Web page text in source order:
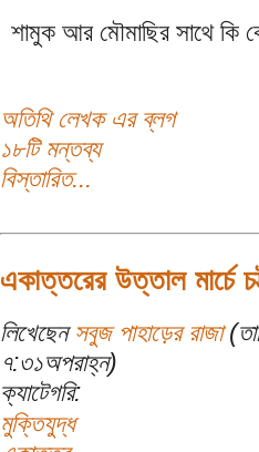
শামুক আর মৌমাছির সাথে কি
অতিথি লেখক এর ব্লগ
১৮টি মন্তব্য
বিস্তারিত...
একাত্তরের উত্তাল মার্চে
লিখেছেন সবুজ পাহাড়ের রাজা
৭:৩১অপরাহ্ন)
ক্যাটেগরি:
মুক্তিযুদ্ধ